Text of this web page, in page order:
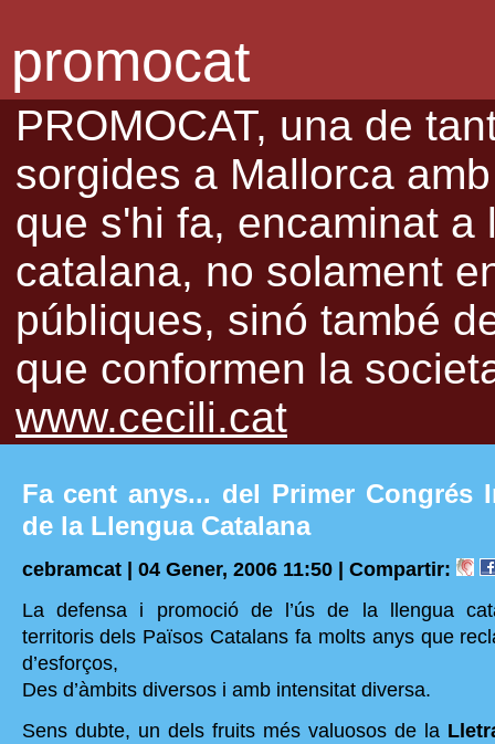
promocat
PROMOCAT, una de
sorgides a Mallorca
que s'hi fa, encaminat
catalana, no solament
públiques, sinó també
que conformen la
www.cecili.cat
Fa cent anys... del Primer Congrés
de la Llengua Catalana
cebramcat | 04 Gener, 2006 11:50 | Compartir:
La defensa i promoció de l’ús de la llengua
territoris dels Països Catalans fa molts anys que
d’esforços,
Des d’àmbits diversos i amb intensitat diversa.
Sens dubte, un dels fruits més valuosos de la